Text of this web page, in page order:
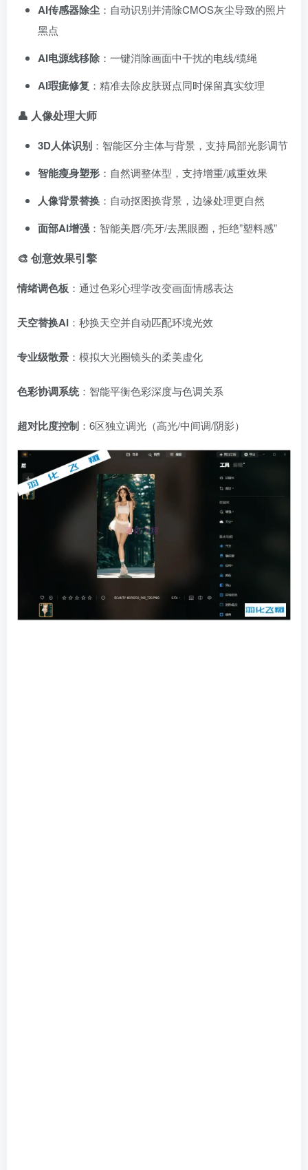
AI传感器除尘 ：自动识别并清除CMOS灰尘导致的照片
黑点
AI电源线移除 ：一键消除画面中干扰的电线/缆绳
AI瑕疵修复 ：精准去除皮肤斑点同时保留真实纹理
👤 人像处理大师
3D人体识别 ：智能区分主体与背景，支持局部光影调节
智能瘦身塑形 ：自然调整体型，支持增重/减重效果
人像背景替换 ：自动抠图换背景，边缘处理更自然
面部AI增强 ：智能美唇/亮牙/去黑眼圈，拒绝”塑料感”
🎨 创意效果引擎
情绪调色板 ：通过色彩心理学改变画面情感表达
天空替换AI ：秒换天空并自动匹配环境光效
专业级散景 ：模拟大光圈镜头的柔美虚化
色彩协调系统：智能平衡色彩深度与色调关系
超对比度控制 ：6区独立调光（高光/中间调/阴影）